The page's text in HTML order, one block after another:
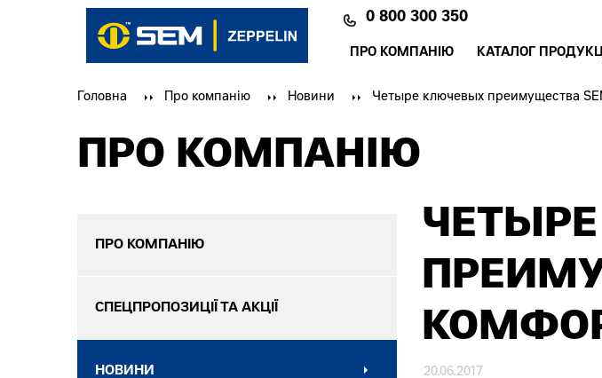
0 800 300 350
ПРО КОМПАНІЮ КАТАЛОГ
Головна Про компанію Новини Четыре ключевых преимущества
ПРО КОМПАНІЮ
ПРО КОМПАНІЮ
СПЕЦПРОПОЗИЦІЇ ТА АКЦІЇ
НОВИНИ 20.06.2017